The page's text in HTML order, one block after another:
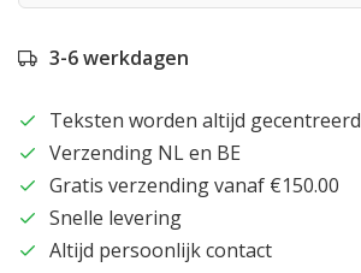
3-6 werkdagen
Teksten worden altijd gecentreerd
Verzending NL en BE
Gratis verzending vanaf €150.00
Snelle levering
Altijd persoonlijk contact